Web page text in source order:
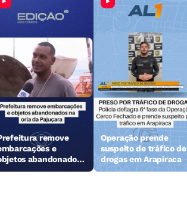
remove
e
abandonados
orla da Pajuçara
Operação prende
suspeito de tráfico de
drogas em Arapiraca